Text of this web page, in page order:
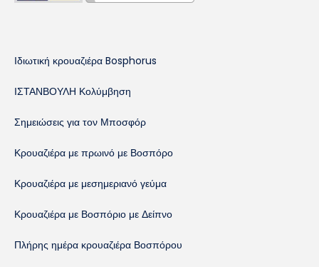
Ιδιωτική κρουαζιέρα Bosphorus
ΙΣΤΑΝΒΟΥΛΗ Κολύμβηση
Σημειώσεις για τον Μποσφόρ
Κρουαζιέρα με πρωινό με Βοσπόρο
Κρουαζιέρα με μεσημεριανό γεύμα
Κρουαζιέρα με Βοσπόριο με Δείπνο
Πλήρης ημέρα κρουαζιέρα Βοσπόρου